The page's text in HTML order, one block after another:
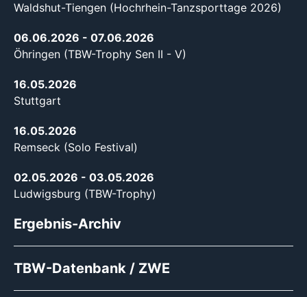
Waldshut-Tiengen (Hochrhein-Tanzsporttage 2026)
06.06.2026 - 07.06.2026
Öhringen (TBW-Trophy Sen II - V)
16.05.2026
Stuttgart
16.05.2026
Remseck (Solo Festival)
02.05.2026 - 03.05.2026
Ludwigsburg (TBW-Trophy)
Ergebnis-Archiv
TBW-Datenbank / ZWE